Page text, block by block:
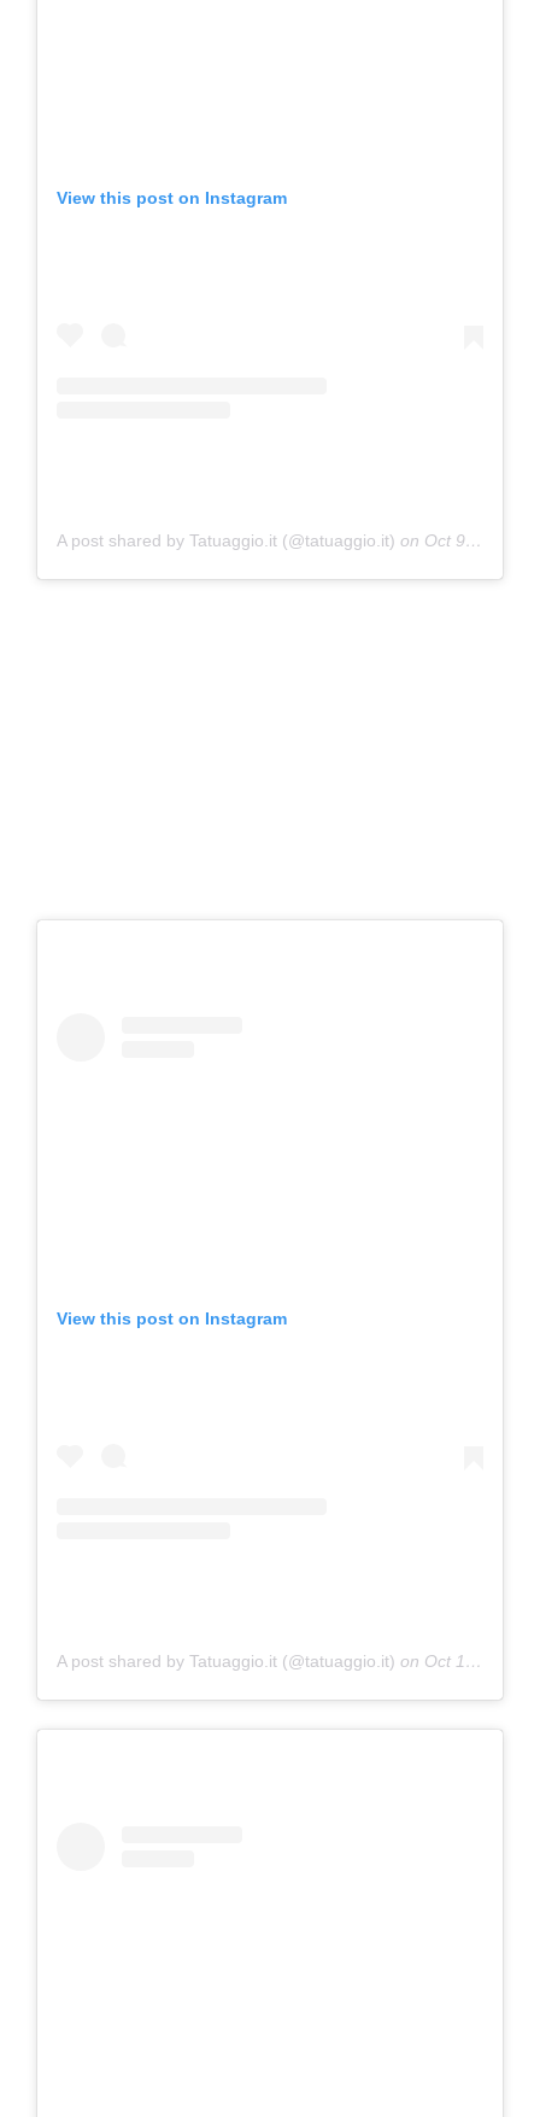
View this post on Instagram
A post shared by Tatuaggio.it (@tatuaggio.it) on Oct 9, 2018 at 3:59am PDT
View this post on Instagram
A post shared by Tatuaggio.it (@tatuaggio.it) on Oct 10, 2018 at 4:53am PDT